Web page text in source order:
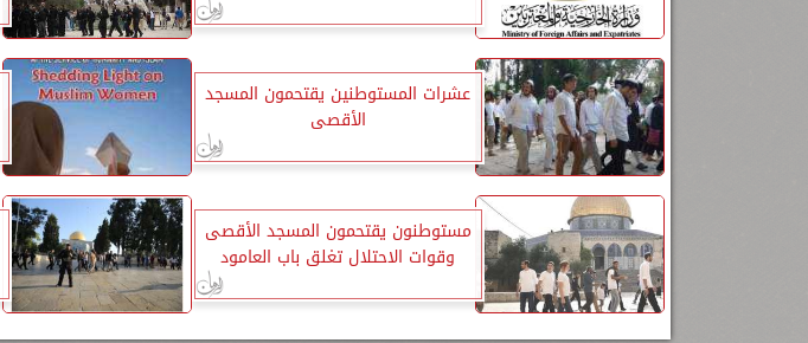
عشرات المستوطنين يقتحمون المسجد
الأقصى
مستوطنون يقتحمون المسجد الأقصى
وقوات الاحتلال تغلق باب العامود